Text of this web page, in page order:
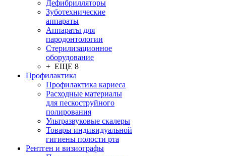
Дефибрилляторы
Зуботехнические
аппараты
Аппараты для
пародонтологии
Стерилизационное
оборудование
+ ЕЩЕ 8
Профилактика
Профилактика кариеса
Расходные материалы
для пескоструйного
полирования
Ультразвуковые скалеры
Товары индивидуальной
гигиены полости рта
Рентген и визиографы